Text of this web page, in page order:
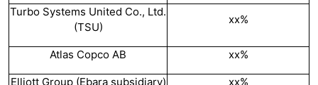
Turbo Systems United Co., Ltd.
(TSU)
xx%
Atlas Copco AB xx%
Elliott Group (Ebara subsidiary) xx%